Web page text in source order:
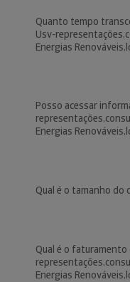
Quanto tempo
Usv-
Energias
Posso acessar
Energias
Qual é o tamanho do
Qual é o faturamento
Energias